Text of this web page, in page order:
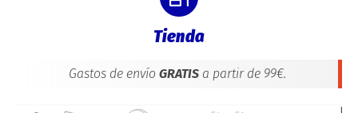
Tienda
Gastos de envío GRATISa partir de 99€.